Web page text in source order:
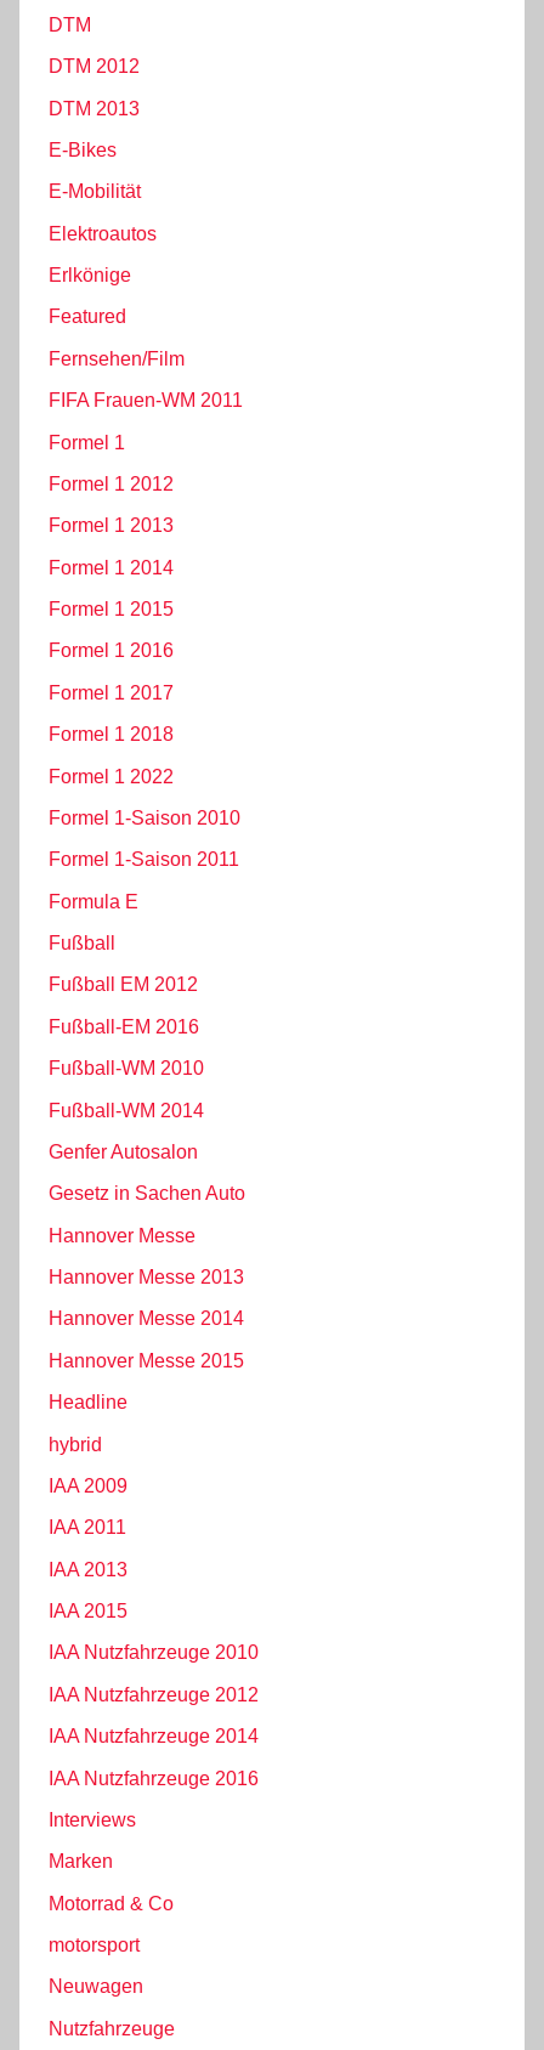
DTM
DTM 2012
DTM 2013
E-Bikes
E-Mobilität
Elektroautos
Erlkönige
Featured
Fernsehen/Film
FIFA Frauen-WM 2011
Formel 1
Formel 1 2012
Formel 1 2013
Formel 1 2014
Formel 1 2015
Formel 1 2016
Formel 1 2017
Formel 1 2018
Formel 1 2022
Formel 1-Saison 2010
Formel 1-Saison 2011
Formula E
Fußball
Fußball EM 2012
Fußball-EM 2016
Fußball-WM 2010
Fußball-WM 2014
Genfer Autosalon
Gesetz in Sachen Auto
Hannover Messe
Hannover Messe 2013
Hannover Messe 2014
Hannover Messe 2015
Headline
hybrid
IAA 2009
IAA 2011
IAA 2013
IAA 2015
IAA Nutzfahrzeuge 2010
IAA Nutzfahrzeuge 2012
IAA Nutzfahrzeuge 2014
IAA Nutzfahrzeuge 2016
Interviews
Marken
Motorrad & Co
motorsport
Neuwagen
Nutzfahrzeuge